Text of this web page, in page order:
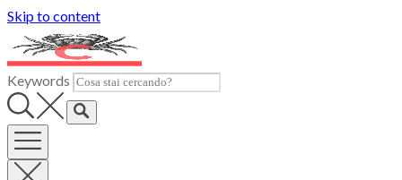
Skip to content
Keywords